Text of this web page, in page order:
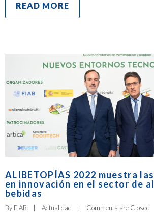
READ MORE
ALIBETOPÍAS 2022 muestra
en innovación en el sector de
bebidas
By FIAB Actualidad Comments are Closed